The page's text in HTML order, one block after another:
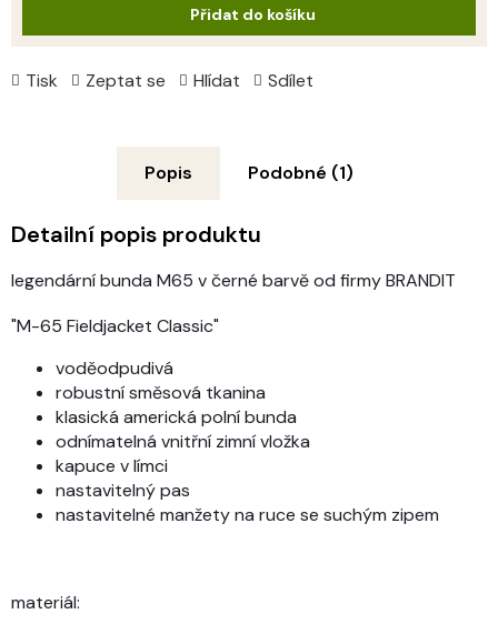
Tisk Zeptat se Hlídat Sdílet
Přidat do košíku
Popis Podobné (1)
Detailní popis produktu
legendární bunda M65 v černé barvě od firmy BRANDIT
"M-65 Fieldjacket Classic"
voděodpudivá
robustní směsová tkanina
klasická americká polní bunda
odnímatelná vnitřní zimní vložka
kapuce v límci
nastavitelný pas
nastavitelné manžety na ruce se suchým zipem
materiál: